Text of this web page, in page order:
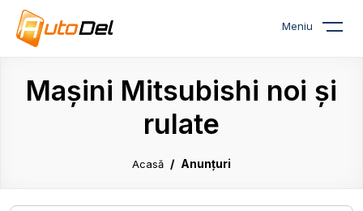
Meniu
Mașini Mitsubishi noi și
rulate
Acasă Anunțuri